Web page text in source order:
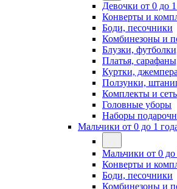
Девочки от 0 до 1
Конверты и
Боди, песочники
Комбинезоны и
Блузки,
Платья,
Куртки,
Ползунки,
Комплекты и
Головные уборы
Наборы
Мальчики от 0 до 1
Мальчики от 0 до
Конверты и
Боди, песочники
Комбинезоны и